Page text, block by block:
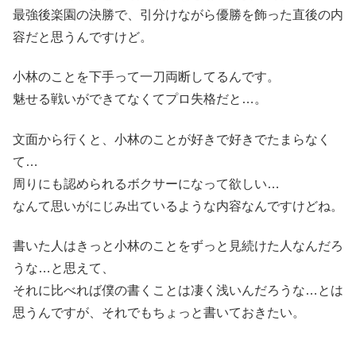
最強後楽園の決勝で、引分けながら優勝を飾った直後の内
容だと思うんですけど。
小林のことを下手って一刀両断してるんです。
魅せる戦いができてなくてプロ失格だと…。
文面から行くと、小林のことが好きで好きでたまらなく
て…
周りにも認められるボクサーになって欲しい…
なんて思いがにじみ出ているような内容なんですけどね。
書いた人はきっと小林のことをずっと見続けた人なんだろ
うな…と思えて、
それに比べれば僕の書くことは凄く浅いんだろうな…とは
思うんですが、それでもちょっと書いておきたい。